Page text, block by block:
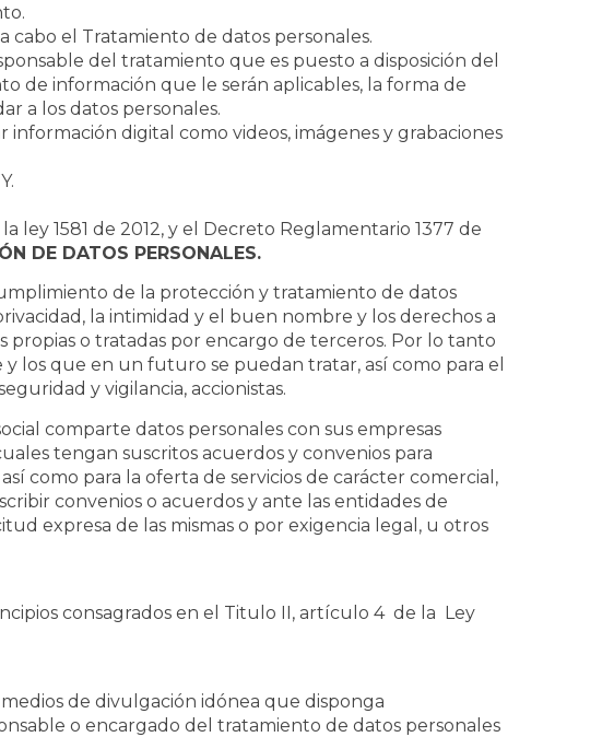
el Tratamiento de datos personales.
del tratamiento que es puesto a disposición del
de información que le serán aplicables, la forma de
a los datos personales.
digital como videos, imágenes y grabaciones
ley 1581 de 2012, y el Decreto Reglamentario 1377 de
DE DATOS PERSONALES.
de la protección y tratamiento de datos
la intimidad y el buen nombre y los derechos a
propias o tratadas por encargo de terceros. Por lo tanto
los que en un futuro se puedan tratar, así como para el
y vigilancia, accionistas.
comparte datos personales con sus empresas
tengan suscritos acuerdos y convenios para
como para la oferta de servicios de carácter comercial,
convenios o acuerdos y ante las entidades de
expresa de las mismas o por exigencia legal, u otros
consagrados en el Titulo II, artículo 4 de la Ley
de divulgación idónea que disponga
o encargado del tratamiento de datos personales